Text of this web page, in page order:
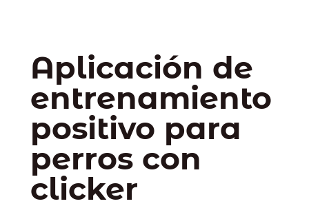
Aplicación de
entrenamiento
positivo para
perros con
clicker